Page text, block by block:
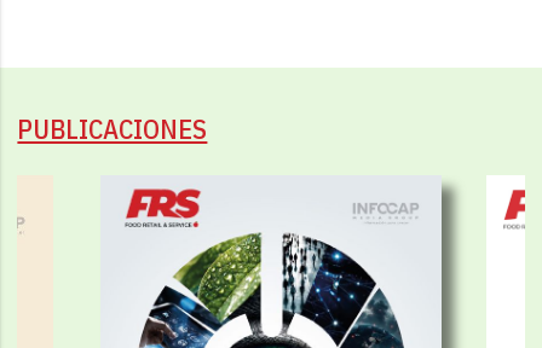
PUBLICACIONES